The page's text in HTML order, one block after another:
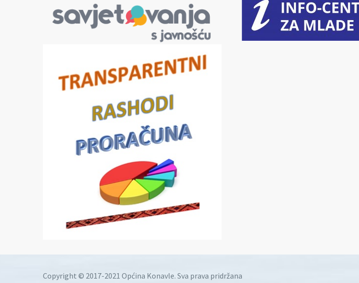
Copyright © 2017-2021 Općina Konavle. Sva prava pridržana